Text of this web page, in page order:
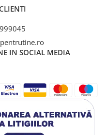
IN SOCIAL MEDIA